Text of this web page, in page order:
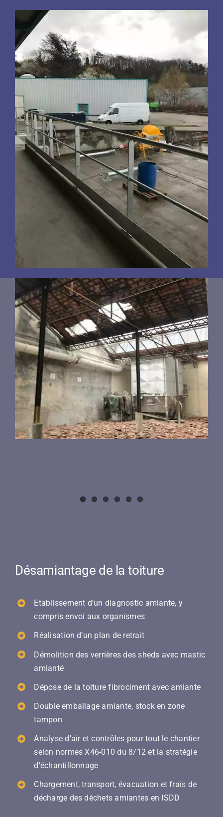
Désamiantage de la toiture
Etablissement d’un diagnostic amiante, y
compris envoi aux organismes
Réalisation d’un plan de retrait
Démolition des verrières des sheds avec mastic
amianté
Dépose de la toiture fibrociment avec amiante
Double emballage amiante, stock en zone
tampon
Analyse d’air et contrôles pour tout le chantier
selon normes X46-010 du 8/12 et la stratégie
d’échantillonnage
Chargement, transport, évacuation et frais de
décharge des déchets amiantes en ISDD